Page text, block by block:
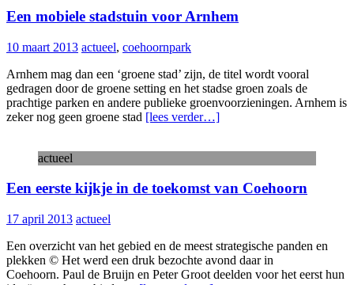
Een mobiele stadstuin voor Arnhem
10 maart 2013 actueel, coehoornpark
Arnhem mag dan een ‘groene stad’ zijn, de titel wordt vooral
gedragen door de groene setting en het stadse groen zoals de
prachtige parken en andere publieke groenvoorzieningen. Arnhem is
zeker nog geen groene stad [lees verder…]
actueel
Een eerste kijkje in de toekomst van Coehoorn
17 april 2013 actueel
Een overzicht van het gebied en de meest strategische panden en
plekken © Het werd een druk bezochte avond daar in
Coehoorn. Paul de Bruijn en Peter Groot deelden voor het eerst hun